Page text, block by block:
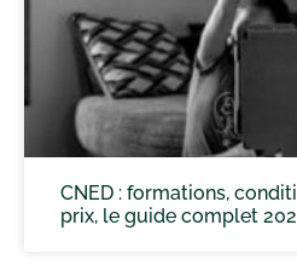
CNED : formations,
prix, le guide complet